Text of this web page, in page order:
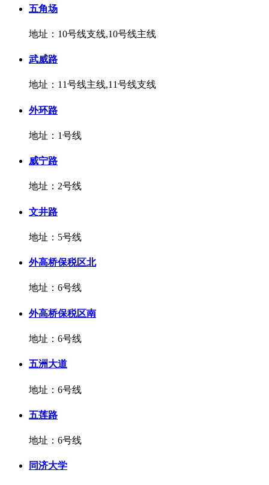
五角场
地址：10号线支线,10号线主线
武威路
地址：11号线主线,11号线支线
外环路
地址：1号线
威宁路
地址：2号线
文井路
地址：5号线
外高桥保税区北
地址：6号线
外高桥保税区南
地址：6号线
五洲大道
地址：6号线
五莲路
地址：6号线
同济大学